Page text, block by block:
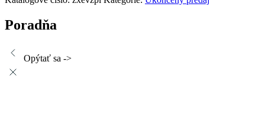
Poradňa
Opýtať sa ->